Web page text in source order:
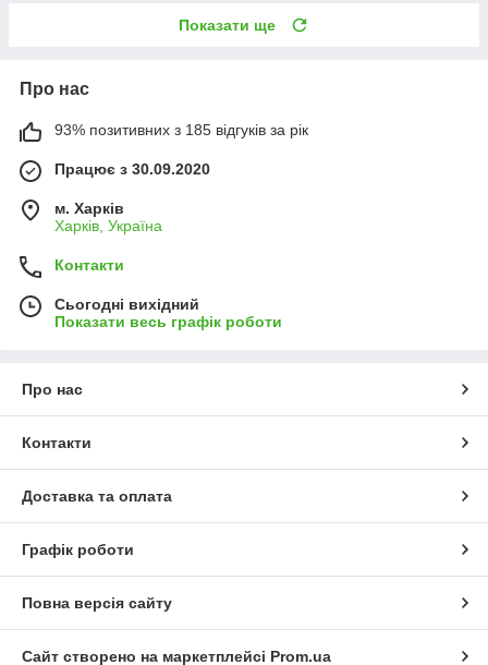
Показати ще
Про нас
93% позитивних з 185 відгуків за рік
Працює з 30.09.2020
м. Харків
Харків, Україна
Контакти
Сьогодні вихідний
Показати весь графік роботи
Про нас
Контакти
Доставка та оплата
Графік роботи
Повна версія сайту
Сайт створено на маркетплейсі Prom.ua